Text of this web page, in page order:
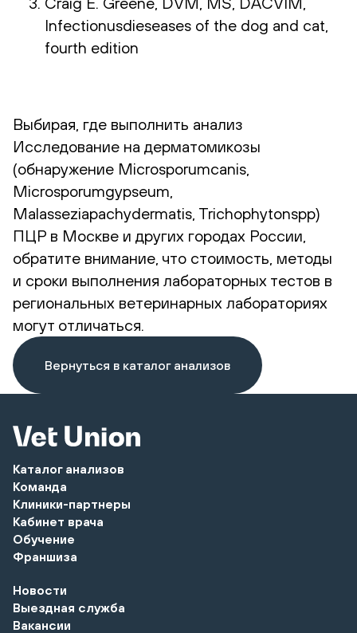
Infectionusdieseases of the dog and cat,
fourth edition
Выбирая, где выполнить анализ
Исследование на дерматомикозы
(обнаружение Microsporumcanis,
Microsporumgypseum,
Malasseziapachydermatis, Trichophytonspp)
ПЦР в Москве и других городах России,
обратите внимание, что стоимость, методы
и сроки выполнения лабораторных тестов в
региональных ветеринарных лабораториях
могут отличаться.
Вернуться в каталог анализов
Каталог анализов
Команда
Клиники-партнеры
Кабинет врача
Обучение
Франшиза
Новости
Выездная служба
Вакансии